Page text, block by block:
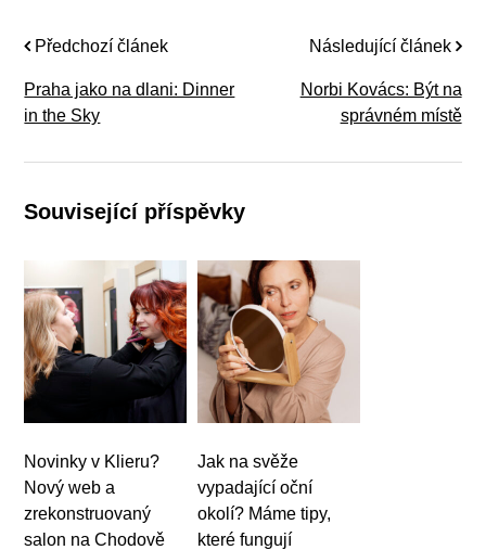
Předchozí článek
Praha jako na dlani: Dinner
in the Sky
Následující článek
Norbi Kovács: Být na
správném místě
Související příspěvky
Novinky v Klieru?
Nový web a
zrekonstruovaný
salon na Chodově
Jak na svěže
vypadající oční
okolí? Máme tipy,
které fungují